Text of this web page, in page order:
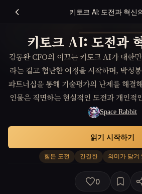
키토크 AI: 도전과 혁신
키토크 AI: 도전과
강동완 CFO의 이끄는 키토크 AI가 대한
라는 길고 험난한 여정을 시작하며, 박성
파트너십을 통해 기술평가의 난제를 해결
인물은 직면하는 현실적인 도전과 개인적
가정신과 혁신의 중요성을
Space Rabbit
힘든 도전 간결한 의미가 담겨
읽기 시작하기
0